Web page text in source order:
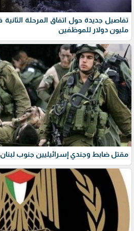
مليون دولار للموظفين
مقتل ضابط وجندي إسرائيليين جنوب لبنان